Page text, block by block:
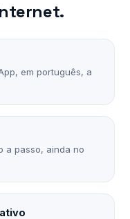
em português, a
a passo, ainda no